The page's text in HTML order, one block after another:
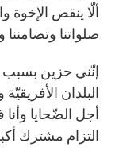
ألّا ينقص الإخوة
صلواتنا
إنّني حزين بسبب
البلدان
أجل الضّحايا
التزام مشترك